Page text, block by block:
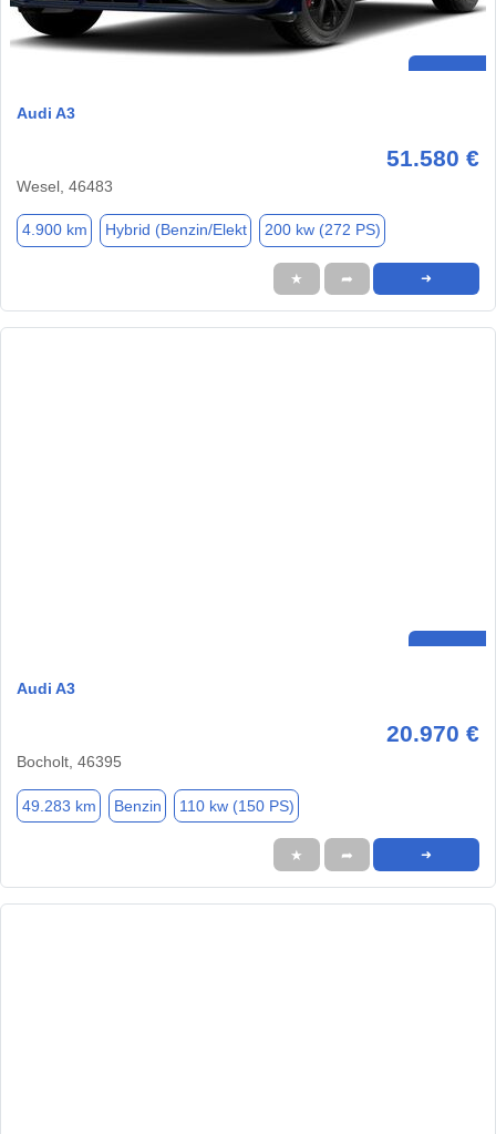
Audi A3
51.580 €
Wesel, 46483
4.900 km Hybrid (Benzin/Elekt 200 kw (272 PS)
★ ➦ ➜
Audi A3
20.970 €
Bocholt, 46395
49.283 km Benzin 110 kw (150 PS)
★ ➦ ➜